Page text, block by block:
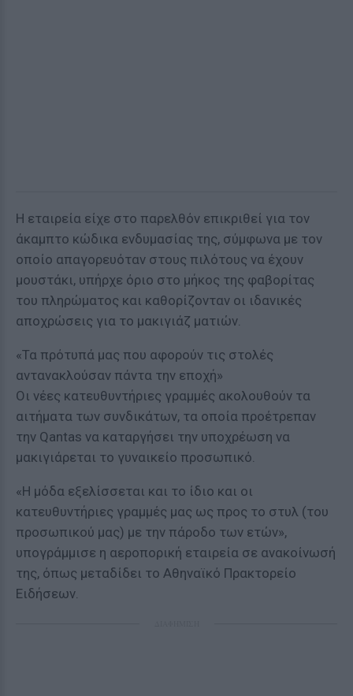
Η εταιρεία είχε στο παρελθόν επικριθεί για τον
άκαμπτο κώδικα ενδυμασίας της, σύμφωνα με τον
οποίο απαγορευόταν στους πιλότους να έχουν
μουστάκι, υπήρχε όριο στο μήκος της φαβορίτας
του πληρώματος και καθορίζονταν οι ιδανικές
αποχρώσεις για το μακιγιάζ ματιών.
«Τα πρότυπά μας που αφορούν τις στολές
αντανακλούσαν πάντα την εποχή»
Οι νέες κατευθυντήριες γραμμές ακολουθούν τα
αιτήματα των συνδικάτων, τα οποία προέτρεπαν
την Qantas να καταργήσει την υποχρέωση να
μακιγιάρεται το γυναικείο προσωπικό.
«Η μόδα εξελίσσεται και το ίδιο και οι
κατευθυντήριες γραμμές μας ως προς το στυλ (του
προσωπικού μας) με την πάροδο των ετών»,
υπογράμμισε η αεροπορική εταιρεία σε ανακοίνωσή
της, όπως μεταδίδει το Αθηναϊκό Πρακτορείο
Ειδήσεων.